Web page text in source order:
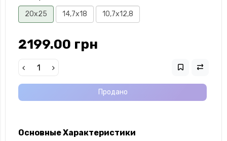
20x25 14,7х18 10,7х12,8
2199.00 грн
Продано
Основные Характеристики